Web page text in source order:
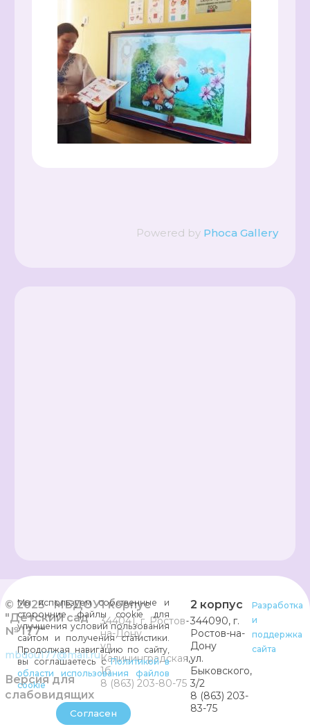
Powered by Phoca Gallery
© 2025 МБДОУ
"Детский сад
№ 177"
mbdou177@mail.ru
Версия для
слабовидящих
1 корпус
344041, г. Ростов-
на-Дону
ул.
Калининградская,
1б
8 (863) 203-80-75
2 корпус
344090, г.
Ростов-на-
Дону
ул.
Быковского,
3/2
8 (863) 203-
83-75
Разработка
и
поддержка
сайта
Мы используем собственные и
сторонние файлы cookie для
улучшения условий пользования
сайтом и получения статистики.
Продолжая навигацию по сайту,
вы соглашаетесь сПолитикой в
области использования файлов
cookie
Согласен